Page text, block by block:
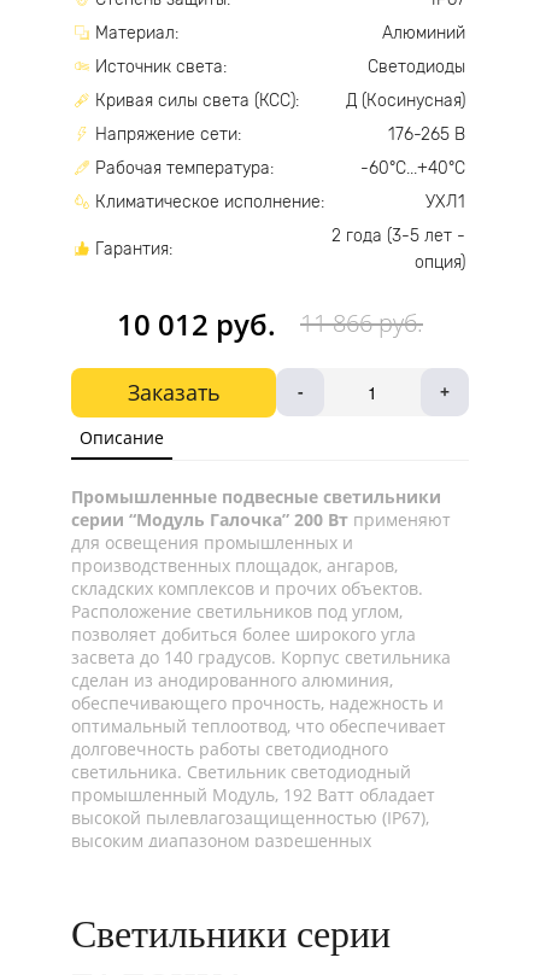
10 012 руб. 11 866 руб.
Заказать - +
Материал:
Алюминий
Источник света:
Светодиоды
Кривая силы света (КСС):
Д (Косинусная)
Напряжение сети:
176-265 В
Рабочая температура:
-60°С...+40°С
Климатическое исполнение:
УХЛ1
Гарантия:
2 года (3-5 лет -
опция)
Описание
Промышленные подвесные светильники
серии “Модуль Галочка” 200 Вт применяют
для освещения промышленных и
производственных площадок, ангаров,
складских комплексов и прочих объектов.
Расположение светильников под углом,
позволяет добиться более широкого угла
засвета до 140 градусов. Корпус светильника
сделан из анодированного алюминия,
обеспечивающего прочность, надежность и
оптимальный теплоотвод, что обеспечивает
долговечность работы светодиодного
светильника. Светильник светодиодный
промышленный Модуль, 192 Ватт обладает
высокой пылевлагозащищенностью (IP67),
высоким диапазоном разрешенных
наружного, так и для внутреннего освещения.
Светодиодный промышленный светильник
Светильники серии